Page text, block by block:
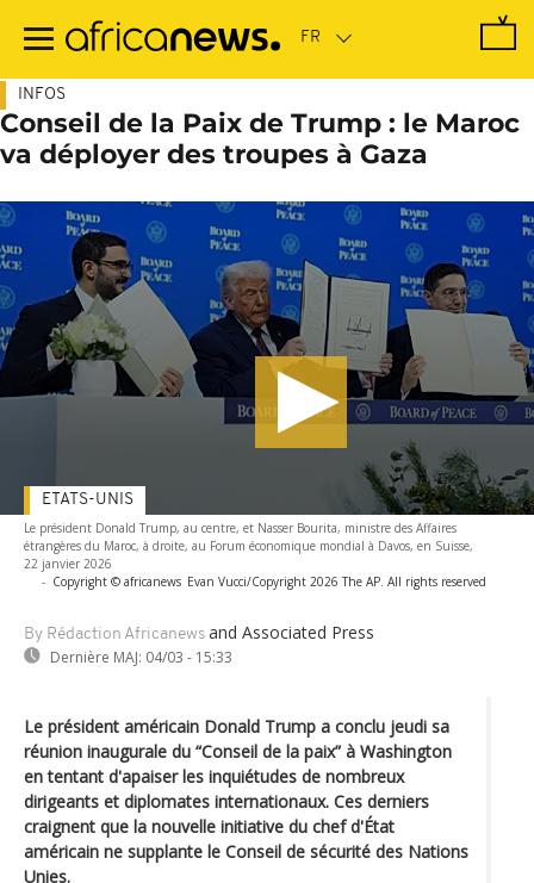
contenu
INFOS
Conseil de la Paix de Trump : le Maroc
va déployer des troupes à Gaza
Le président Donald Trump, au centre, et Nasser Bourita, ministre des Affaires
étrangères du Maroc, à droite, au Forum économique mondial à Davos, en Suisse,
22 janvier 2026
- Copyright © africanews Evan Vucci/Copyright 2026 The AP. All rights reserved
By Rédaction Africanews and Associated Press
Dernière MAJ: 04/03 - 15:33
ETATS-UNIS
Le président américain Donald Trump a conclu jeudi sa
réunion inaugurale du “Conseil de la paix” à Washington
en tentant d'apaiser les inquiétudes de nombreux
dirigeants et diplomates internationaux. Ces derniers
craignent que la nouvelle initiative du chef d'État
américain ne supplante le Conseil de sécurité des Nations
Unies.